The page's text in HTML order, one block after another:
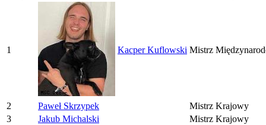
1 Kacper Kuflowski Mistrz
2 Paweł Skrzypek
Mistrz Krajowy
3
Jakub Michalski
Mistrz Krajowy